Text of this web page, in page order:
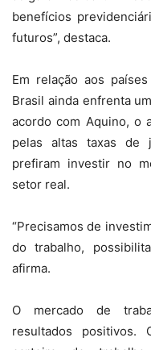
benefícios
futuros”, destaca.
Em relação aos
Brasil ainda enfrenta
acordo com Aquino, o
pelas altas taxas de
prefiram investir no
setor real.
“Precisamos de
do trabalho,
afirma.
O mercado de
resultados positivos.